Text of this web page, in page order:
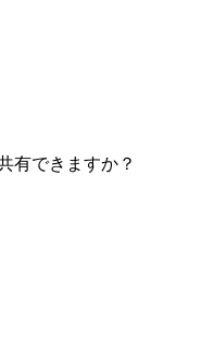
有できますか？